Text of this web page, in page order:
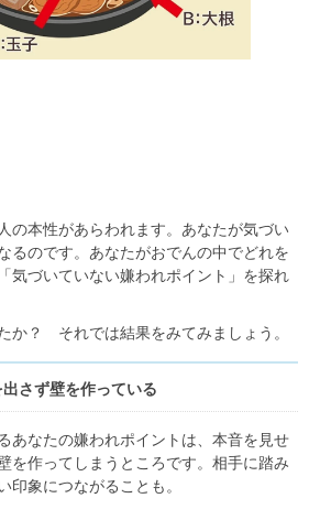
の本性があらわれます。あなたが気づい
るのです。あなたがおでんの中でどれを
気づいていない嫌われポイント」を探れ
か？ それでは結果をみてみましょう。
さず壁を作っている
あなたの嫌われポイントは、本音を見せ
を作ってしまうところです。相手に踏み
印象につながることも。